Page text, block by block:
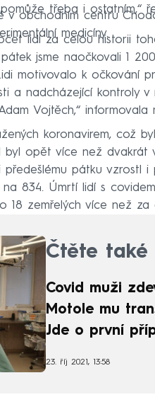
třeba i ostatním,“
v obchodním centru
medicíny.
lidí za celou historii
jsme naočkovali 1
motivovalo k očkování
a nadcházející kontroly v
Vojtěch,“ informovala
koronavirem, což
opět více než dvakrát
pátku vzrostl i
834. Úmrtí lidí s
18 zemřelých více než za
Čtěte také
Covid muži
Motole mu
Jde o první
23. říj 2021, 13:58